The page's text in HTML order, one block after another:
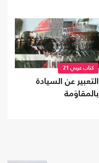
كتاب عربي 21
التعبير عن السيادة
بالمقاوَمة